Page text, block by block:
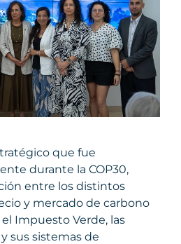
que fue
durante la COP30,
entre los distintos
y mercado de carbono
Impuesto Verde, las
sus sistemas de